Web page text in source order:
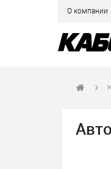
О компании